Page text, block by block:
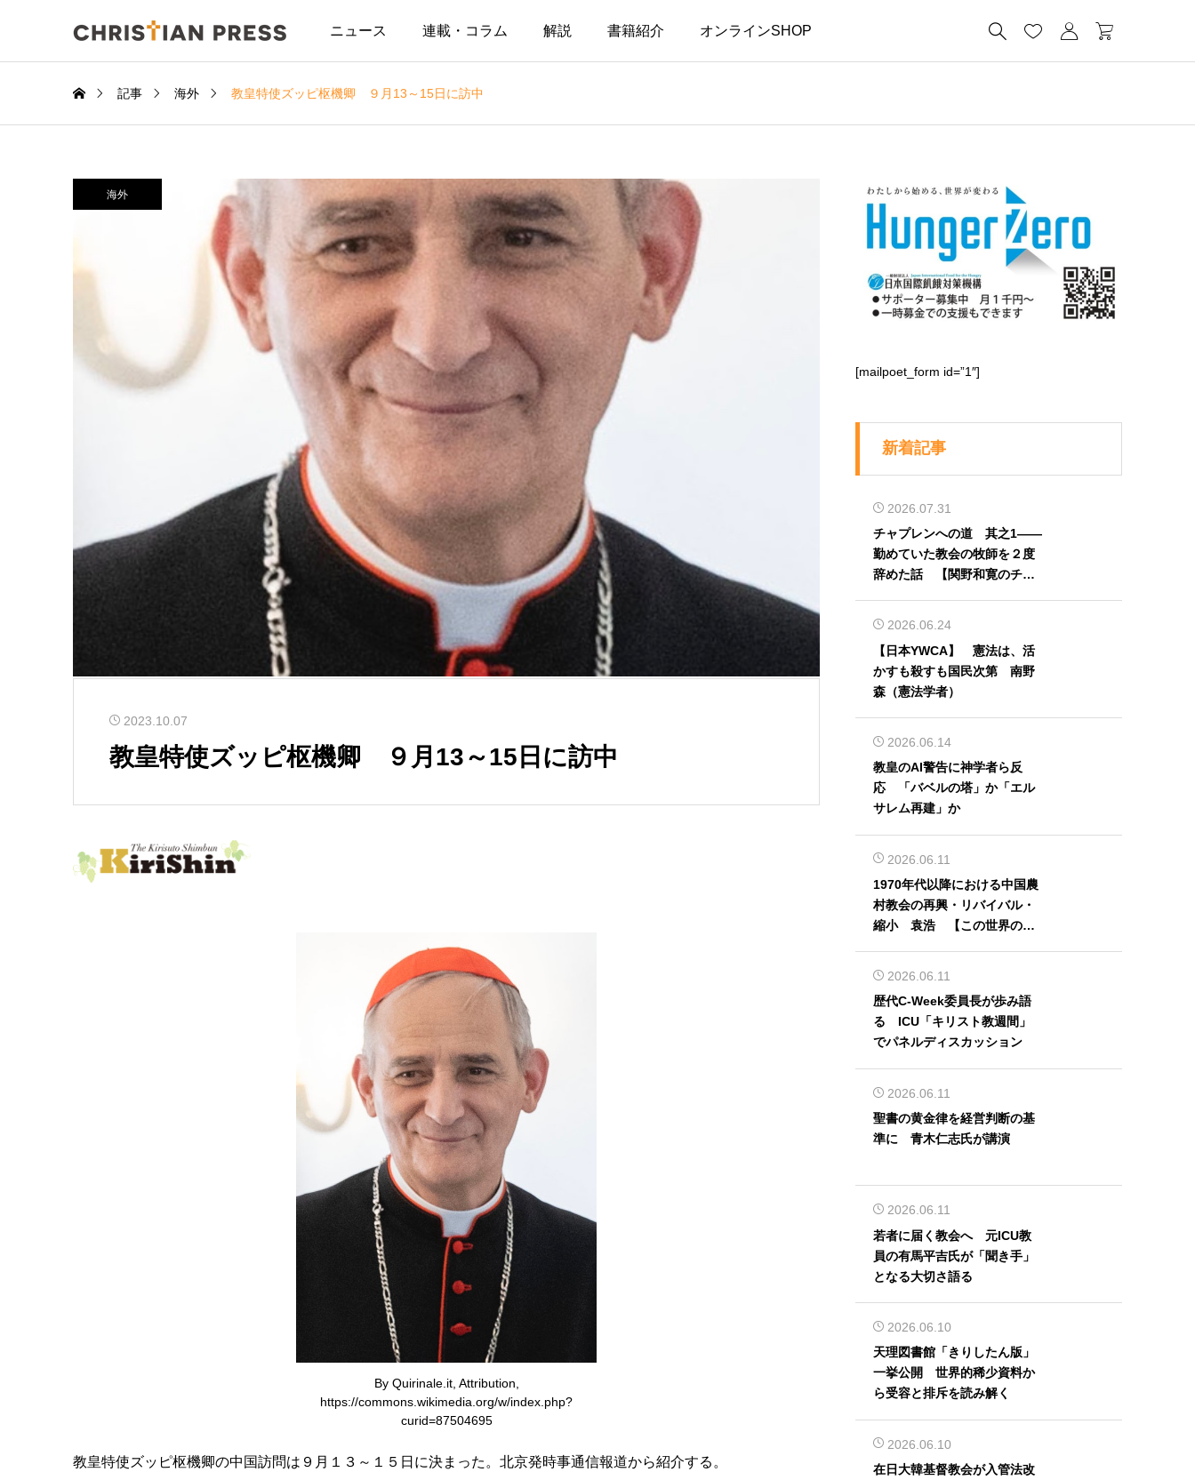
ニュース 連載・コラム 解説 書籍紹介 オンラインSHOP    
記事 海外 教皇特使ズッピ枢機卿 ９月13～15日に訪中
海外
2023.10.07
教皇特使ズッピ枢機卿 ９月13～15日に訪中
By Quirinale.it, Attribution,
https://commons.wikimedia.org/w/index.php?
curid=87504695
教皇特使ズッピ枢機卿の中国訪問は９月１３～１５日に決まった。北京発時事通信報道から紹介する。
[mailpoet_form id=”1″]
新着記事
2026.07.31
チャプレンへの道 其之1――
勤めていた教会の牧師を２度
辞めた話 【関野和寛のチャ
2026.06.24
【日本YWCA】 憲法は、活
かすも殺すも国民次第 南野
森（憲法学者）
2026.06.14
教皇のAI警告に神学者ら反
応 「バベルの塔」か「エル
サレム再建」か
2026.06.11
1970年代以降における中国農
村教会の再興・リバイバル・
縮小 袁浩 【この世界の片
2026.06.11
歴代C-Week委員長が歩み語
る ICU「キリスト教週間」
でパネルディスカッション
2026.06.11
聖書の黄金律を経営判断の基
準に 青木仁志氏が講演
2026.06.11
若者に届く教会へ 元ICU教
員の有馬平吉氏が「聞き手」
となる大切さ語る
2026.06.10
天理図書館「きりしたん版」
一挙公開 世界的稀少資料か
ら受容と排斥を読み解く
2026.06.10
在日大韓基督教会が入管法改